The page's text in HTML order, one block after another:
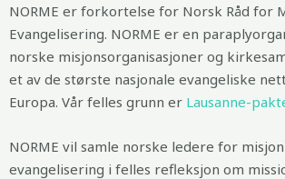
NORME er forkortelse for Norsk Råd for
Evangelisering. NORME er en
norske misjonsorganisasjoner og
et av de største nasjonale evangeliske
Europa. Vår felles grunn er Lausanne-
NORME vil samle norske ledere for
evangelisering i felles refleksjon om